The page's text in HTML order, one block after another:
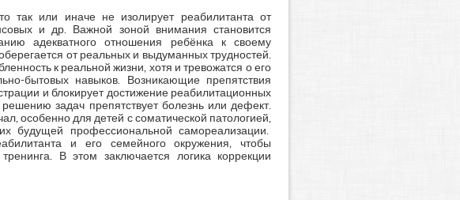
так или иначе не изолирует реабилитанта от
и др. Важной зоной внимания становится
адекватного отношения ребёнка к своему
от реальных и выдуманных трудностей.
к реальной жизни, хотя и тревожатся о его
бытовых навыков. Возникающие препятствия
и блокирует достижение реабилитационных
задач препятствует болезнь или дефект.
особенно для детей с соматической патологией,
будущей профессиональной самореализации.
и его семейного окружения, чтобы
В этом заключается логика коррекции